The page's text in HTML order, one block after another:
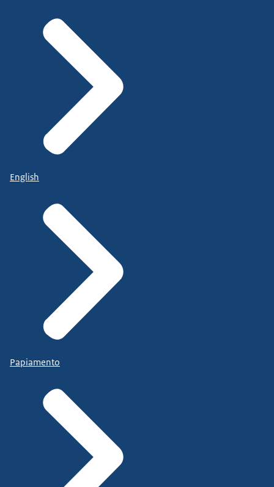
https://www.nl-alert.nl/
Informatie over ernstige incidenten
Raadpleeg uw regionale omroep of gemeente
veiligheidsregio waar u dan bent, via
English
Papiamento